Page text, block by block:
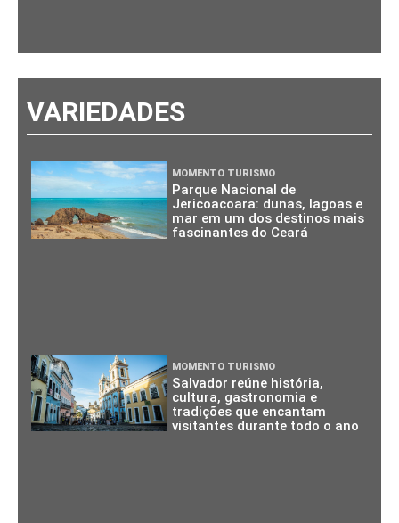
VARIEDADES
MOMENTO TURISMO
Parque Nacional de
Jericoacoara: dunas, lagoas e
mar em um dos destinos mais
fascinantes do Ceará
MOMENTO TURISMO
Salvador reúne história,
cultura, gastronomia e
tradições que encantam
visitantes durante todo o ano